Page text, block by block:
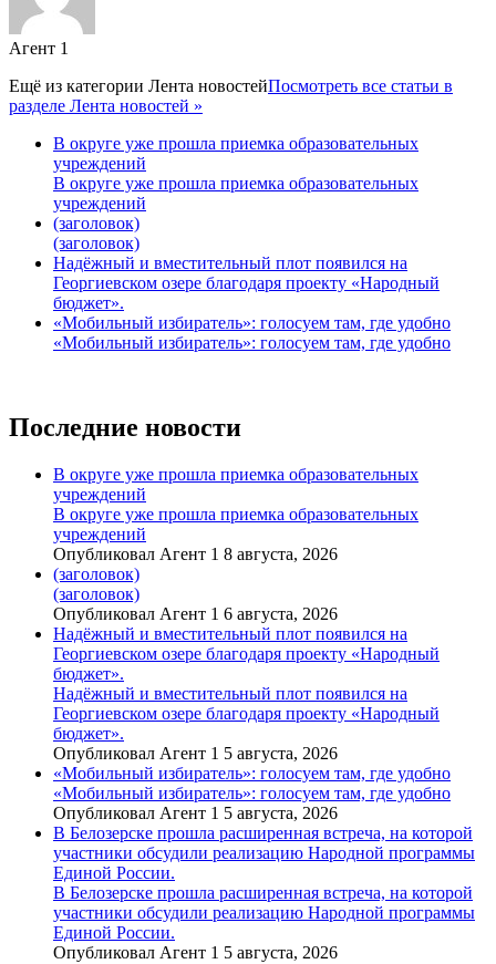
Агент 1
Ещё из категории Лента новостейПосмотреть все статьи в
разделе Лента новостей »
В округе уже прошла приемка образовательных
учреждений
В округе уже прошла приемка образовательных
учреждений
(заголовок)
(заголовок)
Надёжный и вместительный плот появился на
Георгиевском озере благодаря проекту «Народный
бюджет».
«Мобильный избиратель»: голосуем там, где удобно
«Мобильный избиратель»: голосуем там, где удобно
Последние новости
В округе уже прошла приемка образовательных
учреждений
В округе уже прошла приемка образовательных
учреждений
Опубликовал Агент 1 8 августа, 2026
(заголовок)
(заголовок)
Опубликовал Агент 1 6 августа, 2026
Надёжный и вместительный плот появился на
Георгиевском озере благодаря проекту «Народный
бюджет».
Надёжный и вместительный плот появился на
Георгиевском озере благодаря проекту «Народный
бюджет».
Опубликовал Агент 1 5 августа, 2026
«Мобильный избиратель»: голосуем там, где удобно
«Мобильный избиратель»: голосуем там, где удобно
Опубликовал Агент 1 5 августа, 2026
В Белозерске прошла расширенная встреча, на которой
участники обсудили реализацию Народной программы
Единой России.
В Белозерске прошла расширенная встреча, на которой
участники обсудили реализацию Народной программы
Единой России.
Опубликовал Агент 1 5 августа, 2026